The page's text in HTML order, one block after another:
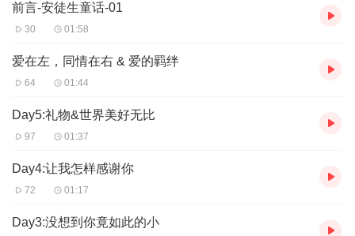
前言-安徒生童话-01
30 01:58
爱在左，同情在右 & 爱的羁绊
64 01:44
Day5:礼物&世界美好无比
97 01:37
Day4:让我怎样感谢你
72 01:17
Day3:没想到你竟如此的小